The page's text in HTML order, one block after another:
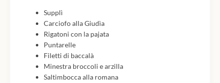
Supplì
Carciofo alla Giudìa
Rigatoni con la pajata
Puntarelle
Filetti di baccalà
Minestra broccoli e arzilla
Saltimbocca alla romana